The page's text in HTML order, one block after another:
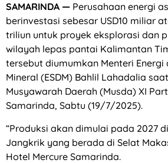
SAMARINDA — Perusahaan energi
berinvestasi sebesar USD10 miliar
triliun untuk proyek eksplorasi dan
wilayah lepas pantai Kalimantan
tersebut diumumkan Menteri Energi
Mineral (ESDM) Bahlil Lahadalia
Musyawarah Daerah (Musda) XI
Samarinda, Sabtu (19/7/2025).
“Produksi akan dimulai pada 2027
Jangkrik yang berada di Selat
Hotel Mercure Samarinda.